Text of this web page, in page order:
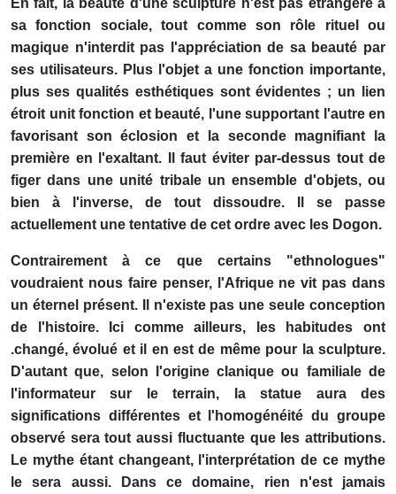
En fait, la beauté d'une sculpture n'est pas étrangère à
sa fonction sociale, tout comme son rôle rituel ou
magique n'interdit pas l'appréciation de sa beauté par
ses utilisateurs. Plus l'objet a une fonction importante,
plus ses qualités esthétiques sont évidentes ; un lien
étroit unit fonction et beauté, l'une supportant l'autre en
favorisant son éclosion et la seconde magnifiant la
première en l'exaltant. Il faut éviter par-dessus tout de
figer dans une unité tribale un ensemble d'objets, ou
bien à l'inverse, de tout dissoudre. Il se passe
actuellement une tentative de cet ordre avec les Dogon.
Contrairement à ce que certains "ethnologues"
voudraient nous faire penser, l'Afrique ne vit pas dans
un éternel présent. Il n'existe pas une seule conception
de l'histoire. Ici comme ailleurs, les habitudes ont
.changé, évolué et il en est de même pour la sculpture.
D'autant que, selon l'origine clanique ou familiale de
l'informateur sur le terrain, la statue aura des
significations différentes et l'homogénéité du groupe
observé sera tout aussi fluctuante que les attributions.
Le mythe étant changeant, l'interprétation de ce mythe
le sera aussi. Dans ce domaine, rien n'est jamais